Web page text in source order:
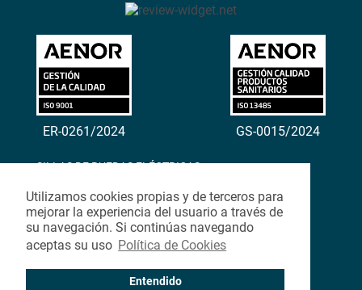
Utilizamos cookies propias y de terceros para
mejorar la experiencia del usuario a través de
su navegación. Si continúas navegando
aceptas su uso Política de Cookies
Entendido
ER-0261/2024 GS-0015/2024
SILLAS DE RUEDAS ELÉCTRICAS
SCOOTERS
GRÚAS
SILLAS DE RUEDAS MANUALES
CONTACTO